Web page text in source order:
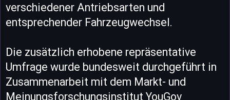
verschiedener Antriebsarten und
entsprechender Fahrzeugwechsel.
Die zusätzlich erhobene repräsentative
Umfrage wurde bundesweit durchgeführt in
Zusammenarbeit mit dem Markt- und
Meinungsforschungsinstitut YouGov